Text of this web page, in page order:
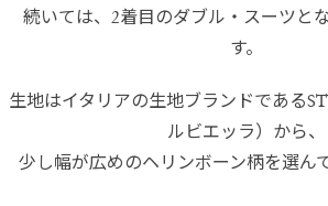
続いては、2着目のダブル・スーツと
す。
生地はイタリアの生地ブランドである
ルビエッラ）から、
少し幅が広めのヘリンボーン柄を選ん